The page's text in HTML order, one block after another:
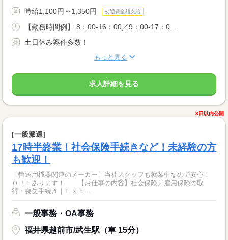
時給1,100円～1,350円 交通費全額支給
【勤務時間例】 8：00-16：00／9：00-17：0...
土日休み案件多数！
もっと見る
求人詳細を見る
3日以内公開
[一般派遣]
17時半終業！社会保険手続きなど！未経験の方
も歓迎！
〔輸送用機器関連のメーカー〕当社スタッフも就業中なので安心！
ＯＪＴあります！ 【お仕事の内容】社会保険／雇用保険の取
得・喪失手続き｜Ｅｘｃ...
一般事務・OA事務
福井県越前市/武生駅（車 15分）